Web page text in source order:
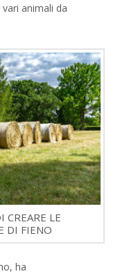
animali da
CREARE LE
DI FIENO
ha